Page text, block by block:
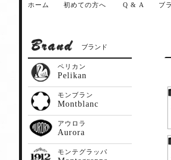
ホーム 初めての方へ Q & A ブ
ブランド
ペリカン
Pelikan
モンブラン
Montblanc
アウロラ
Aurora
モンテグラッパ